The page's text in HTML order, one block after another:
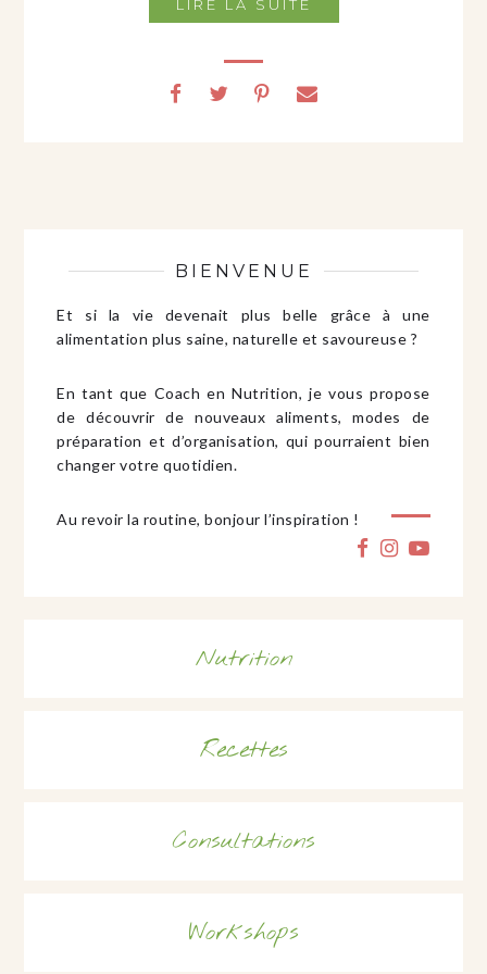
LIRE LA SUITE
BIENVENUE
Et si la vie devenait plus belle grâce à une
alimentation plus saine, naturelle et savoureuse ?
En tant que Coach en Nutrition, je vous propose
de découvrir de nouveaux aliments, modes de
préparation et d’organisation, qui pourraient bien
changer votre quotidien.
Au revoir la routine, bonjour l’inspiration !
Nutrition
Recettes
Consultations
Workshops